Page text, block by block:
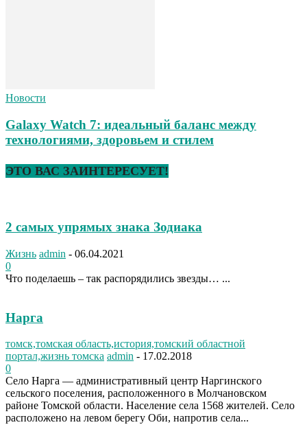
Новости
Galaxy Watch 7: идеальный баланс между
технологиями, здоровьем и стилем
ЭТО ВАС ЗАИНТЕРЕСУЕТ!
2 самых упрямых знака Зодиака
Жизнь admin - 06.04.2021
0
Что поделаешь – так распорядились звезды… ...
Нарга
томск,томская область,история,томский областной
портал,жизнь томска admin - 17.02.2018
0
Село Нарга — aдминистративный центр Наргинского
сельского поселения, расположенного в Молчановском
районе Томской области. Население села 1568 жителей. Село
расположено на левом берегу Оби, напротив села...